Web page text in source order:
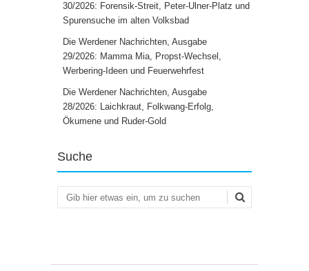
30/2026: Forensik-Streit, Peter-Ulner-Platz und
Spurensuche im alten Volksbad
Die Werdener Nachrichten, Ausgabe
29/2026: Mamma Mia, Propst-Wechsel,
Werbering-Ideen und Feuerwehrfest
Die Werdener Nachrichten, Ausgabe
28/2026: Laichkraut, Folkwang-Erfolg,
Ökumene und Ruder-Gold
Suche
Suchen